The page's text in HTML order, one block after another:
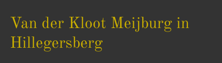
Van der Kloot Meijburg in
Hillegersberg